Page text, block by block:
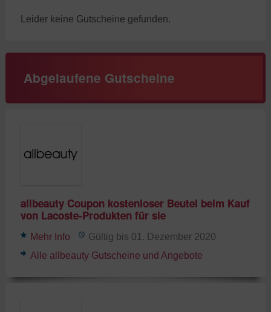
Leider keine Gutscheine gefunden.
Abgelaufene Gutscheine
allbeauty Coupon kostenloser Beutel beim Kauf
von Lacoste-Produkten für sie
Mehr Info
Gültig bis 01. Dezember 2020
Alle allbeauty Gutscheine und Angebote